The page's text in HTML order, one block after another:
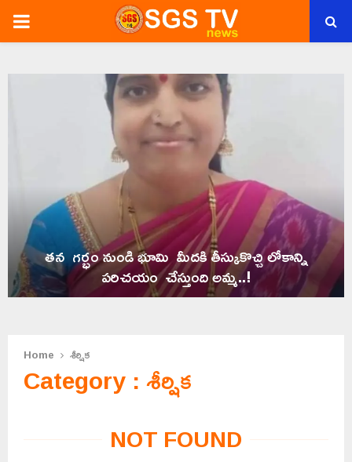
PRIMARY
తన గర్భం నుండి భూమి మీదకి తీస్కుకొచ్చి లోకాన్ని
పరిచయం చేస్తుంది అమ్మ..!
Home శీర్షిక
Category : శీర్షిక
NOT FOUND